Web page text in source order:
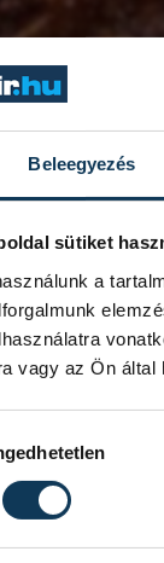
Beleegyezés
sütiket
a
vagy az Ön által